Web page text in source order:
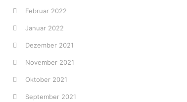
Februar 2022
Januar 2022
Dezember 2021
November 2021
Oktober 2021
September 2021